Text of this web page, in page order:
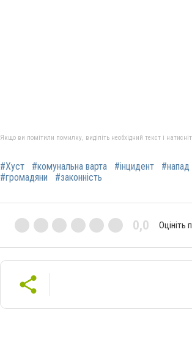
Якщо ви помітили помилку, виділіть необхідний текст і
#Хуст #комунальна варта #інцидент #напад
#громадяни
#законність
0,0 Оцініть